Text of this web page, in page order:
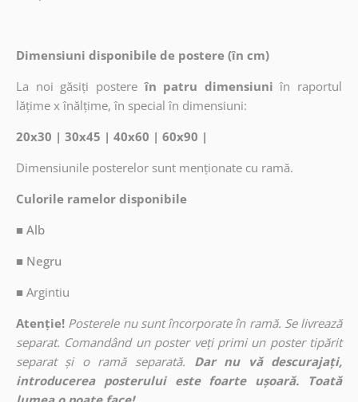
Dimensiuni disponibile de postere (în cm)
La noi găsiți postere în patru dimensiuni în raportul
lățime x înălțime, în special în dimensiuni:
20x30 | 30x45 | 40x60 | 60x90 |
Dimensiunile posterelor sunt menționate cu ramă.
Culorile ramelor disponibile
■ Alb
■ Negru
■ Argintiu
Atenție! Posterele nu sunt încorporate în ramă. Se livrează
separat. Comandând un poster veți primi un poster tipărit
separat și o ramă separată.
Dar nu vă descurajați,
introducerea posterului este foarte ușoară. Toată